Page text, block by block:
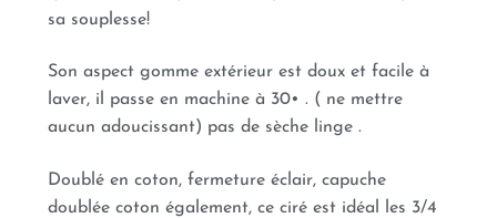
sa souplesse!
Son aspect gomme extérieur est doux et facile à
laver, il passe en machine à 30• . ( ne mettre
aucun adoucissant) pas de sèche linge .
Doublé en coton, fermeture éclair, capuche
doublée coton également, ce ciré est idéal les 3/4